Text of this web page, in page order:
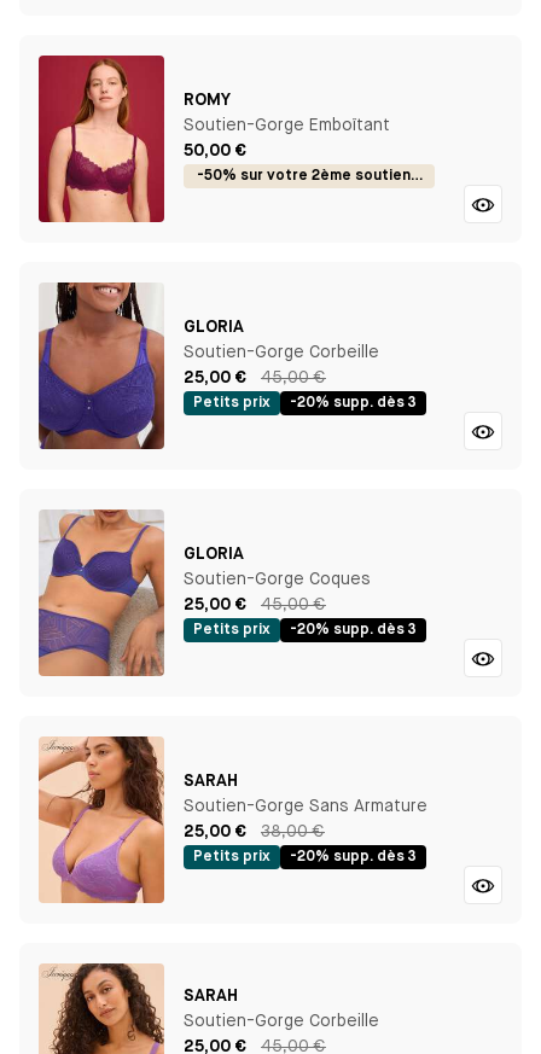
ROMY
Soutien-Gorge Emboîtant
50,00 €
-50% sur votre 2ème soutien-gorge
GLORIA
Soutien-Gorge Corbeille
25,00 €
45,00 €
Petits prix -20% supp. dès 3
GLORIA
Soutien-Gorge Coques
25,00 €
45,00 €
Petits prix -20% supp. dès 3
SARAH
Soutien-Gorge Sans Armature
25,00 €
38,00 €
Petits prix -20% supp. dès 3
SARAH
Soutien-Gorge Corbeille
25,00 €
45,00 €